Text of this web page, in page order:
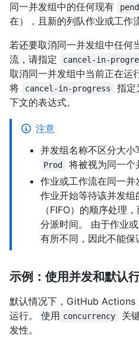
同一并发组中的任何现有
在），且新的列队作业或工作
若还要取消同一并发组中任何
流，请指定
cancel-in-
取消同一并发组中当前正在运
将
cancel-in-progress
指定
下文的表达式。
注意
并发组名称不区分大小
Prod
将被视为同一个
作业或工作流在同一
作业开始等待该并发组
（FIFO）的顺序处理
分派时间。 由于作业
有所不同，因此不能保
示例：使用并发和默认
默认情况下，GitHub Actions
运行。 使用 concurrency
关
发性。